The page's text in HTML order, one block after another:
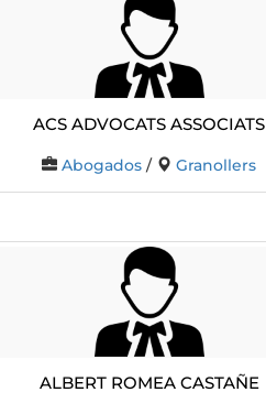
Acs Advocats Associats
Abogados / Granollers
Albert Romea Castañe